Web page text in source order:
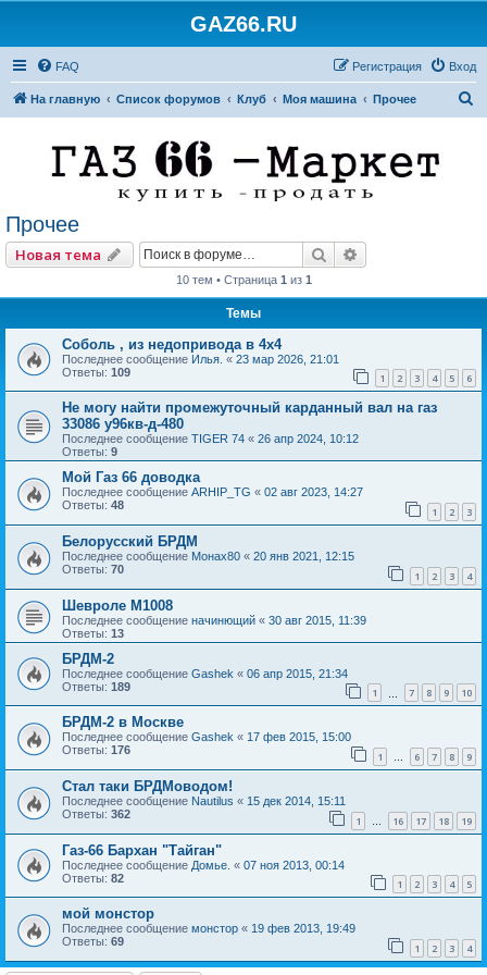
GAZ66.RU
FAQ Вход
Регистрация
На главную Список форумов Клуб Моя машина Прочее
Прочее
Новая тема Поиск
10 тем • Страница 1 из 1
Темы
Соболь , из недопривода в 4x4
Последнее сообщение Илья. « 23 мар 2026, 21:01
Ответы: 109 1 2 3 4 5 6
Не могу найти промежуточный карданный вал на газ
33086 у96кв-д-480
Последнее сообщение TIGER 74 « 26 апр 2024, 10:12
Ответы: 9
Мой Газ 66 доводка
Последнее сообщение ARHIP_TG « 02 авг 2023, 14:27
Ответы: 48 1 2 3
Белорусский БРДМ
Последнее сообщение Монах80 « 20 янв 2021, 12:15
Ответы: 70 1 2 3 4
Шевроле М1008
Последнее сообщение начинющий « 30 авг 2015, 11:39
Ответы: 13
БРДМ-2
Последнее сообщение Gashek « 06 апр 2015, 21:34
Ответы: 189 1 7 8 9 10
БРДМ-2 в Москве
Последнее сообщение Gashek « 17 фев 2015, 15:00
Ответы: 176 1 … 6 7 8 9
Стал таки БРДМоводом!
Последнее сообщение Nautilus « 15 дек 2014, 15:11
Ответы: 362 1 16 17 18 19
Газ-66 Бархан "Тайган"
Последнее сообщение Домье. « 07 ноя 2013, 00:14
Ответы: 82 1 2 3 4 5
мой монстор
Последнее сообщение монстор « 19 фев 2013, 19:49
Ответы: 69 1 2 3 4